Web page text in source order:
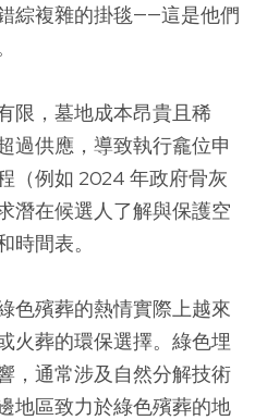
綜複雜的掛毯——這是他們
限，墓地成本昂貴且稀
過供應，導致執行龕位申
（例如 2024 年政府骨灰
潛在候選人了解與保護空
時間表。
色殯葬的熱情實際上越來
火葬的環保選擇。綠色埋
，通常涉及自然分解技術
地區致力於綠色殯葬的地